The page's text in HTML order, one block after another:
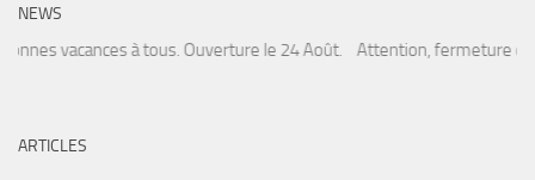
NEWS
vacances à tous. Ouverture le 24 Août. Attention, fermeture du
ARTICLES